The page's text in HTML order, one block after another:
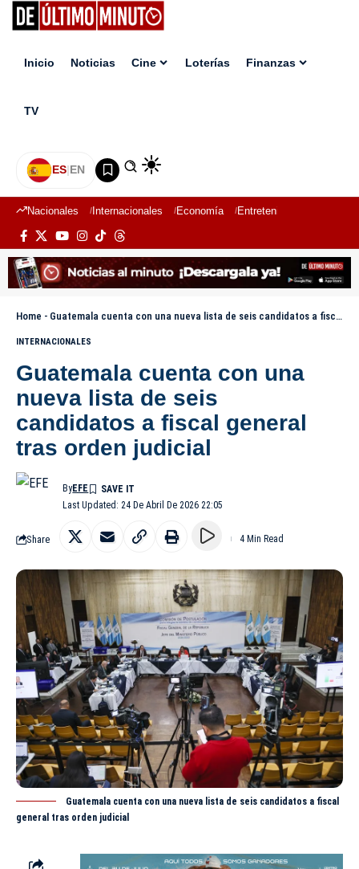
Inicio Noticias Cine Loterías Finanzas
TV
ES|EN
Nacionales Internacionales Economía Entretenimiento
Home - Guatemala cuenta con una nueva lista de seis candidatos a fiscal general tras orden judicial
INTERNACIONALES
Guatemala cuenta con una
nueva lista de seis
candidatos a fiscal general
tras orden judicial
Last Updated: 24 De Abril De 2026 22:05
ByEFE
Share 4 Min Read
Guatemala cuenta con una nueva lista de seis candidatos a fiscal
general tras orden judicial